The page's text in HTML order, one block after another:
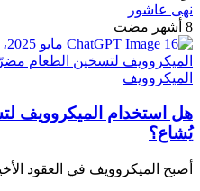
نهى عاشور
8 أشهر مضت
الميكروويف
هل استخدام الميكروويف
يُشاع؟
أصبح الميكروويف في العقود